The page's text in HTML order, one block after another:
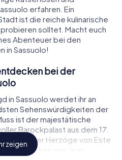
erfahren. Ein
ist die reiche kulinarische
solltet. Macht euch
Abenteuer bei den
in Sassuolo!
bei der
in Sassuolo werdet ihr an
Sehenswürdigkeiten der
ist der majestätische
Barockpalast aus dem 17.
der Herzöge von Este
Fresken von Jean
zeigen